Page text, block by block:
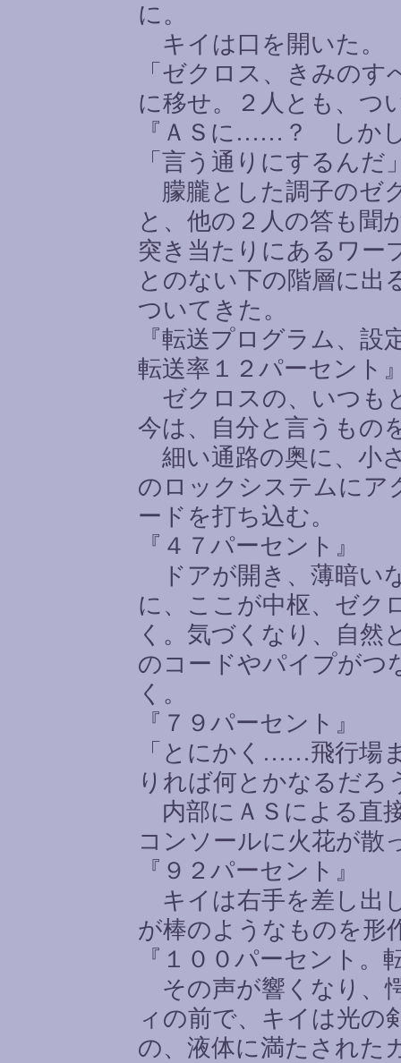
に。
キイは口を開いた。
「ゼクロス、きみの
に移せ。２人とも、つ
『ＡＳに …… ？ しか
「言う通りにするんだ
朦朧とした調子のゼ
と、他の２人の答も聞
突き当たりにあるワー
とのない下の階層に出
ついてきた。
『転送プログラム、設
転送率１２パーセント
ゼクロスの、いつも
今は、自分と言うもの
細い通路の奥に、小
のロックシステムにア
ードを打ち込む。
『４７パーセント』
ドアが開き、薄暗い
に、ここが中枢、ゼク
く。気づくなり、自然
のコードやパイプがつ
く。
『７９パーセント』
「とにかく ……飛行場
りれば何とかなるだろ
内部にＡＳによる直
コンソールに火花が散
『９２パーセント』
キイは右手を差し出
が棒のようなものを形
『１００パーセント。
その声が響くなり、
ィの前で、キイは光の
の、液体に満たされた